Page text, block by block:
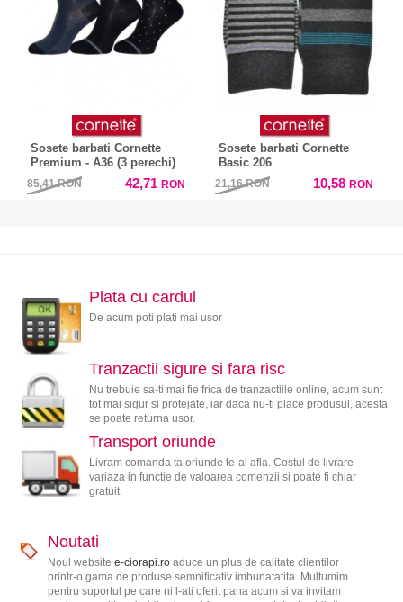
Sosete barbati Cornette
Premium - A36 (3 perechi)
85,41RON 42,71 RON
Sosete barbati Cornette
Basic 206
21,16RON 10,58 RON
Plata cu cardul
De acum poti plati mai usor
Tranzactii sigure si fara risc
Nu trebuie sa-ti mai fie frica de tranzactiile online, acum sunt
tot mai sigur si protejate, iar daca nu-ti place produsul, acesta
se poate returna usor.
Transport oriunde
Livram comanda ta oriunde te-ai afla. Costul de livrare
variaza in functie de valoarea comenzii si poate fi chiar
gratuit.
Noutati
Noul website e-ciorapi.roaduce un plus de calitate clientilor
printr-o gama de produse semnificativ imbunatatita. Multumim
pentru suportul pe care ni l-ati oferit pana acum si va invitam